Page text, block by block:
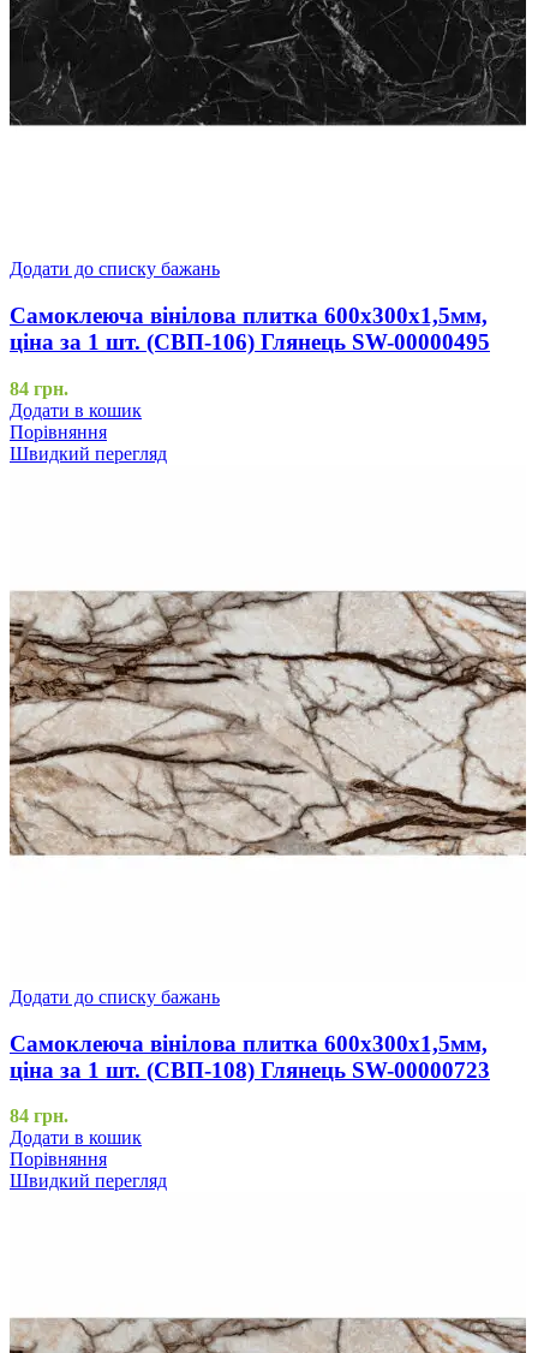
Додати до списку бажань
Самоклеюча вінілова плитка 600х300х1,5мм,
ціна за 1 шт. (СВП-106) Глянець SW-00000495
84 грн.
Додати в кошик
Порівняння
Швидкий перегляд
Додати до списку бажань
Самоклеюча вінілова плитка 600х300х1,5мм,
ціна за 1 шт. (СВП-108) Глянець SW-00000723
84 грн.
Додати в кошик
Порівняння
Швидкий перегляд